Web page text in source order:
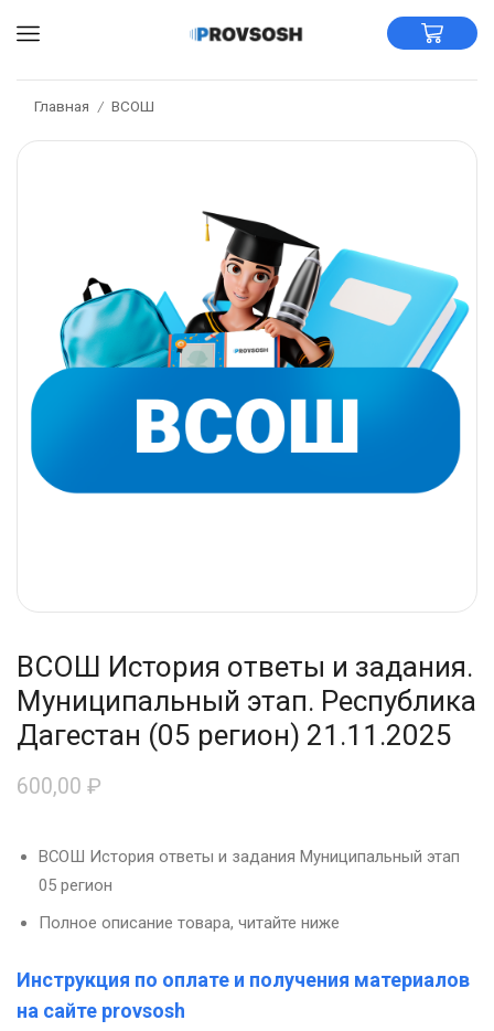
Главная / ВСОШ
ВСОШ История ответы и задания.
Муниципальный этап. Республика
Дагестан (05 регион) 21.11.2025
600,00 ₽
ВСОШ История ответы и задания Муниципальный этап
05 регион
Полное описание товара, читайте ниже
Инструкция по оплате и получения материалов
на сайте provsosh